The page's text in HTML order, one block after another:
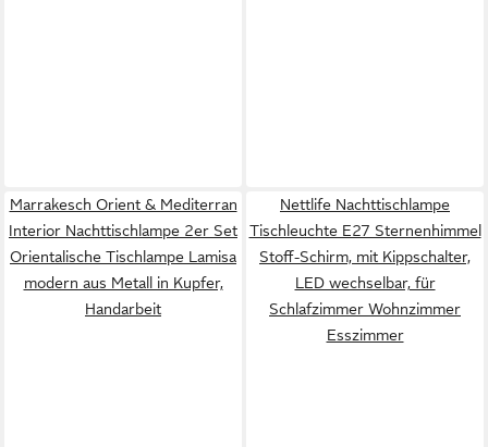
Marrakesch Orient & Mediterran
Interior Nachttischlampe 2er Set
Orientalische Tischlampe Lamisa
modern aus Metall in Kupfer,
Handarbeit
Nettlife Nachttischlampe
Tischleuchte E27 Sternenhimmel
Stoff-Schirm, mit Kippschalter,
LED wechselbar, für
Schlafzimmer Wohnzimmer
Esszimmer